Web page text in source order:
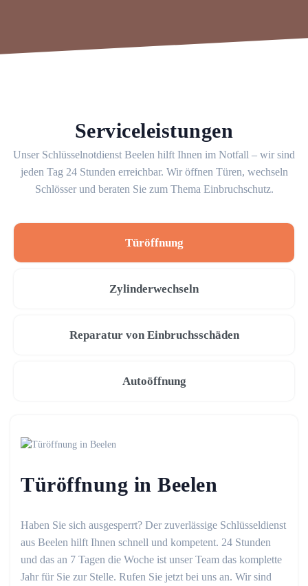
Serviceleistungen
Unser Schlüsselnotdienst Beelen hilft Ihnen im Notfall – wir sind
jeden Tag 24 Stunden erreichbar. Wir öffnen Türen, wechseln
Schlösser und beraten Sie zum Thema Einbruchschutz.
Türöffnung
Zylinderwechseln
Reparatur von Einbruchsschäden
Autoöffnung
Türöffnung in Beelen
Haben Sie sich ausgesperrt? Der zuverlässige Schlüsseldienst
aus Beelen hilft Ihnen schnell und kompetent. 24 Stunden
und das an 7 Tagen die Woche ist unser Team das komplette
Jahr für Sie zur Stelle. Rufen Sie jetzt bei uns an. Wir sind